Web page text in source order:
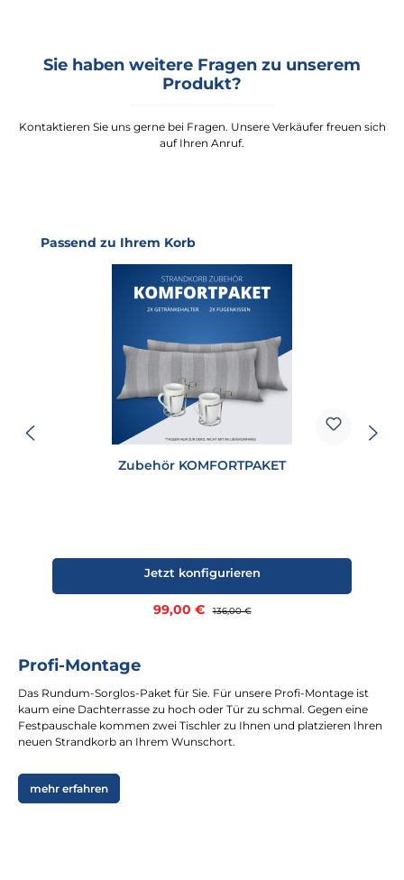
Sie haben weitere Fragen zu unserem
Produkt?
Kontaktieren Sie uns gerne bei Fragen. Unsere Verkäufer freuen sich
auf Ihren Anruf.
Produktgalerie überspringen
Passend zu Ihrem Korb
Zubehör KOMFORTPAKET
Verkaufspreis:
99,00 € Regulärer Preis:
136,00 €
Jetzt konfigurieren
Profi-Montage
Das Rundum-Sorglos-Paket für Sie. Für unsere Profi-Montage ist
kaum eine Dachterrasse zu hoch oder Tür zu schmal. Gegen eine
Festpauschale kommen zwei Tischler zu Ihnen und platzieren Ihren
neuen Strandkorb an Ihrem Wunschort.
mehr erfahren